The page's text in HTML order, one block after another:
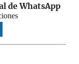
de WhatsApp